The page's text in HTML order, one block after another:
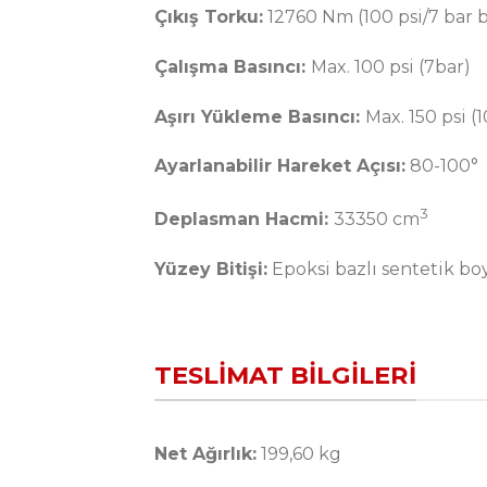
Çıkış Torku: 12760 Nm (100 psi/7 bar
Çalışma Basıncı: Max. 100 psi (7bar)
Aşırı Yükleme Basıncı: Max. 150 psi
Ayarlanabilir Hareket Açısı: 80-100°
Deplasman Hacmi: 33350 cm3
Yüzey Bitişi: Epoksi bazlı sentetik
TESLIMAT BILGILERI
Net Ağırlık: 199,60 kg